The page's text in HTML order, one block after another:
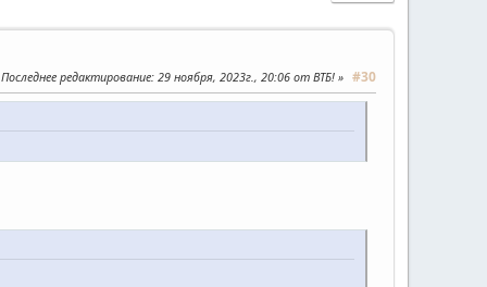
#30
Последнее редактирование: 29 ноября, 2023г., 20:06 от ВТБ!